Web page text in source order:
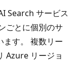
Search サービス
ごとに個別のサ
ます。 複数リー
Azure リージョ